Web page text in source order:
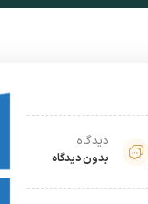
دیدگاه
بدون دیدگاه